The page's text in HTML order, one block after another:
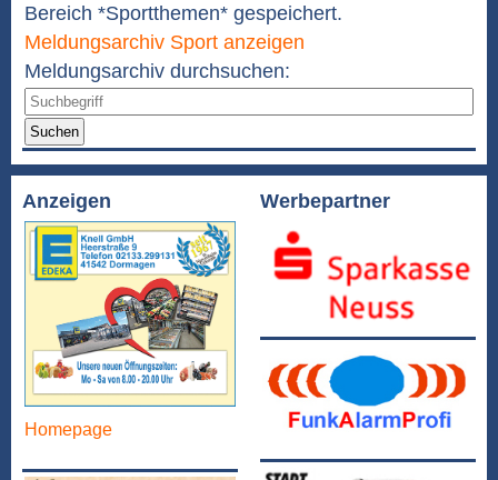
Bereich *Sportthemen* gespeichert.
Meldungsarchiv Sport anzeigen
Meldungsarchiv durchsuchen:
Suchen
Anzeigen
Homepage
Werbepartner